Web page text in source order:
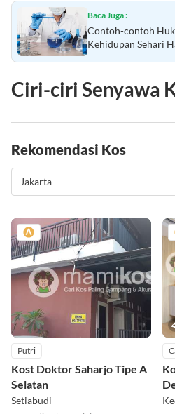
Baca Juga :
Contoh-contoh
Kehidupan Sehari
Ciri-ciri Senyawa
Rekomendasi Kos
Putri
Kost Doktor Saharjo Tipe A
Selatan
Setiabudi